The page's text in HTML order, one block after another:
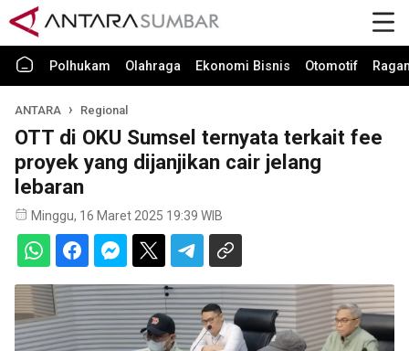
Polhukam Olahraga Ekonomi Bisnis Otomotif
ANTARA Regional
OTT di OKU Sumsel ternyata terkait fee
proyek yang dijanjikan cair jelang
lebaran
Minggu, 16 Maret 2025 19:39 WIB